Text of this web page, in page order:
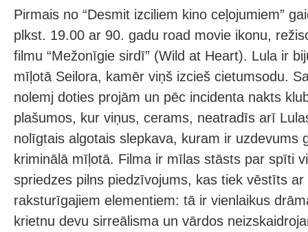
Pirmais no “Desmit izciliem kino ceļojumiem”
plkst. 19.00 ar 90. gadu road movie ikonu,
filmu “Mežonīgie sirdī” (Wild at Heart). Lula ir
mīļotā Seilora, kamēr viņš izcieš cietumsodu.
nolemj doties projām un pēc incidenta nakts
plašumos, kur viņus, cerams, neatradīs arī
nolīgtais algotais slepkava, kuram ir uzdevums
kriminālā mīļotā. Filma ir mīlas stāsts par spīti
spriedzes pilns piedzīvojums, kas tiek vēstīts ar
raksturīgajiem elementiem: tā ir vienlaikus
krietnu devu sirreālisma un vārdos